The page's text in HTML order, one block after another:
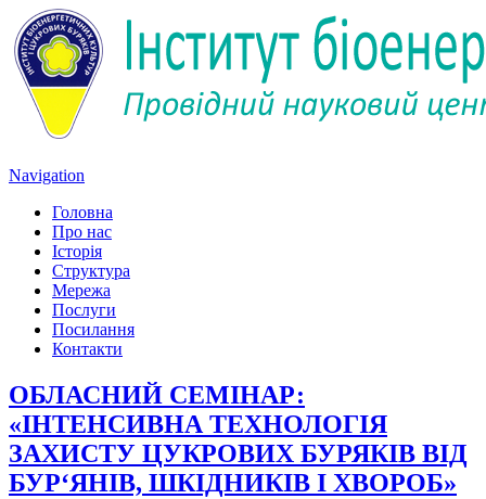
Navigation
Головна
Про нас
Історія
Структура
Мережа
Послуги
Посилання
Контакти
ОБЛАСНИЙ СЕМІНАР:
«ІНТЕНСИВНА ТЕХНОЛОГІЯ
ЗАХИСТУ ЦУКРОВИХ БУРЯКІВ ВІД
БУР‘ЯНІВ, ШКІДНИКІВ І ХВОРОБ»